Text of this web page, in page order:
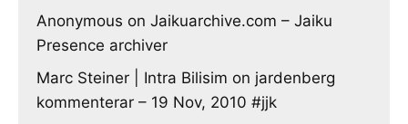
Anonymous on Jaikuarchive.com – Jaiku
Presence archiver
Marc Steiner | Intra Bilisim on jardenberg
kommenterar – 19 Nov, 2010 #jjk